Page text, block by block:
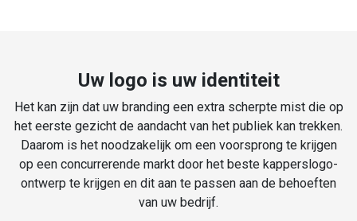
Uw logo is uw identiteit
Het kan zijn dat uw branding een extra scherpte mist die op
het eerste gezicht de aandacht van het publiek kan trekken.
Daarom is het noodzakelijk om een voorsprong te krijgen
op een concurrerende markt door het beste kapperslogo-
ontwerp te krijgen en dit aan te passen aan de behoeften
van uw bedrijf.